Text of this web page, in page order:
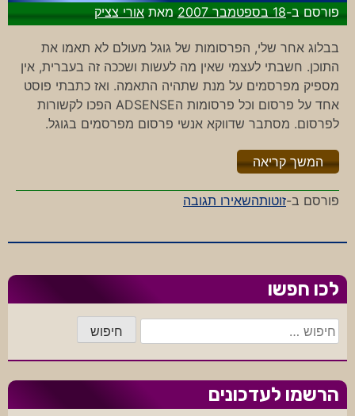
פורסם ב-18 בספטמבר 2007 מאתאורי צציק
בבלוג אחר שלי, הפרסומות של גוגל מעולם לא תאמו את
התוכן. חשבתי לעצמי שאין מה לעשות ושככה זה בעברית, אין
מספיק מפרסמים על מנת שתהיה התאמה. ואז כתבתי פוסט
אחד על פרסום וכל פרסומות הADSENSE הפכו לקשורות
לפרסום. מסתבר שדווקא אנשי פרסום מפרסמים בגוגל.
המשך קריאה"%s"
פורסם ב-זוטותהשאירו תגובה
מותאמות
לכו חפשו
חיפוש:
הרשמו לעדכונים